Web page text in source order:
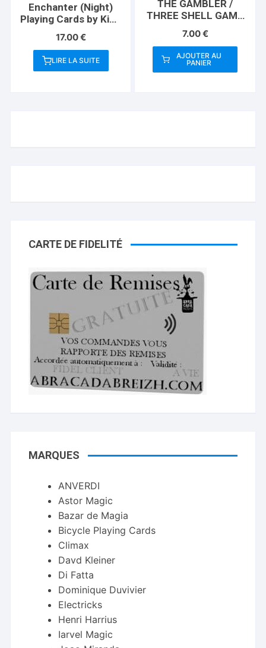
Enchanter (Night)
Playing Cards by King
17.00€
LIRE LA SUITE
THE GAMBLER /
THREE SHELL GAME
Instructions) by
Apprentice Magic –
Trick
7.00€
AJOUTER AU
PANIER
CARTE DE FIDELITÉ
MARQUES
ANVERDI
Astor Magic
Bazar de Magia
Bicycle Playing Cards
Climax
Davd Kleiner
Di Fatta
Dominique Duvivier
Electricks
Henri Harrius
Iarvel Magic